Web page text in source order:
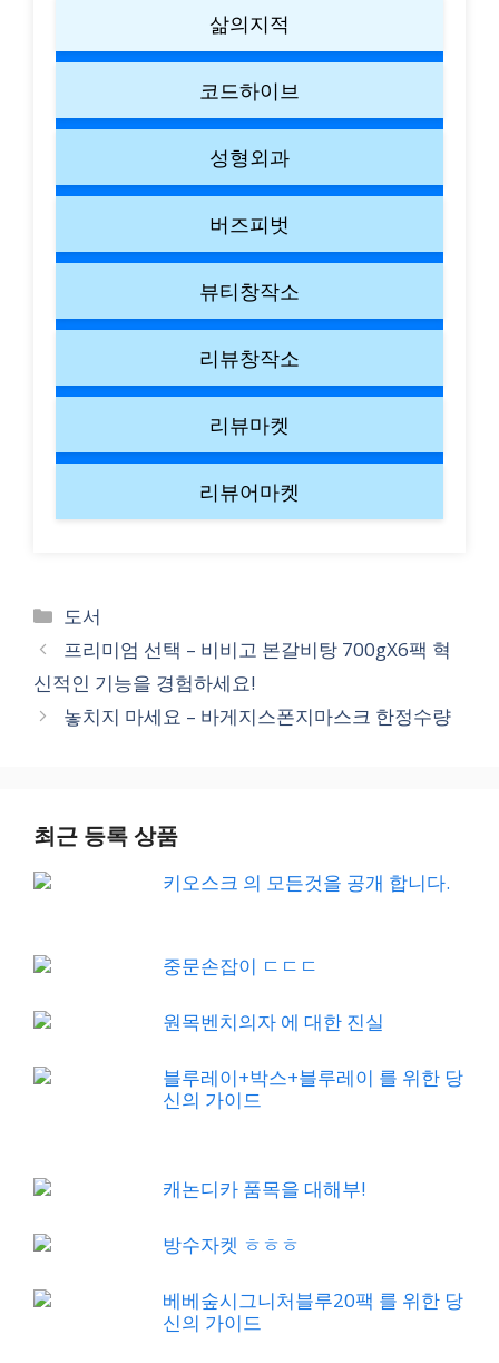
삶의지적
코드하이브
성형외과
버즈피벗
뷰티창작소
리뷰창작소
리뷰마켓
리뷰어마켓
Categories
도서
프리미엄 선택 – 비비고 본갈비탕 700gX6팩 혁
신적인 기능을 경험하세요!
놓치지 마세요 – 바게지스폰지마스크 한정수량
최근 등록 상품
키오스크 의 모든것을 공개 합니다.
중문손잡이 ㄷㄷㄷ
원목벤치의자 에 대한 진실
블루레이+박스+블루레이 를 위한 당
신의 가이드
캐논디카 품목을 대해부!
방수자켓 ㅎㅎㅎ
베베숲시그니처블루20팩 를 위한 당
신의 가이드